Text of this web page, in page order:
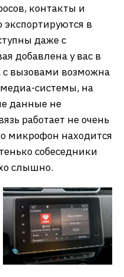
контакты и
экспортируются в
даже с
добавлена у вас в
с вызовами возможна
системы, на
данные не
работает не очень
микрофон находится
собеседники
слышно.